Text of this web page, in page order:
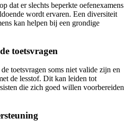
dat er slechts beperkte oefenexamens
wordt ervaren. Een diversiteit
kan helpen bij een grondige
toetsvragen
toetsvragen soms niet valide zijn en
de lesstof. Dit kan leiden tot
die zich goed willen voorbereiden